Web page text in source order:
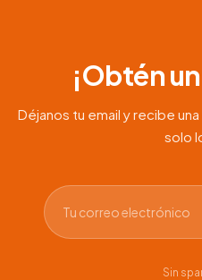
¡Obtén
Déjanos tu email y recibe
solo
Sin